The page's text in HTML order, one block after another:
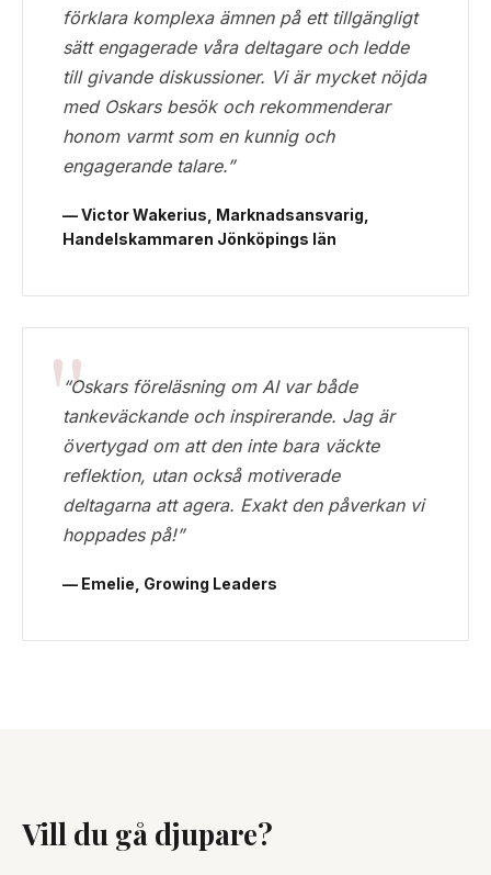
förklara komplexa ämnen på ett tillgängligt
sätt engagerade våra deltagare och ledde
till givande diskussioner. Vi är mycket nöjda
med Oskars besök och rekommenderar
honom varmt som en kunnig och
engagerande talare.”
— Victor Wakerius, Marknadsansvarig,
Handelskammaren Jönköpings län
“Oskars föreläsning om AI var både
tankeväckande och inspirerande. Jag är
övertygad om att den inte bara väckte
reflektion, utan också motiverade
deltagarna att agera. Exakt den påverkan vi
hoppades på!”
— Emelie, Growing Leaders
Vill du gå djupare?